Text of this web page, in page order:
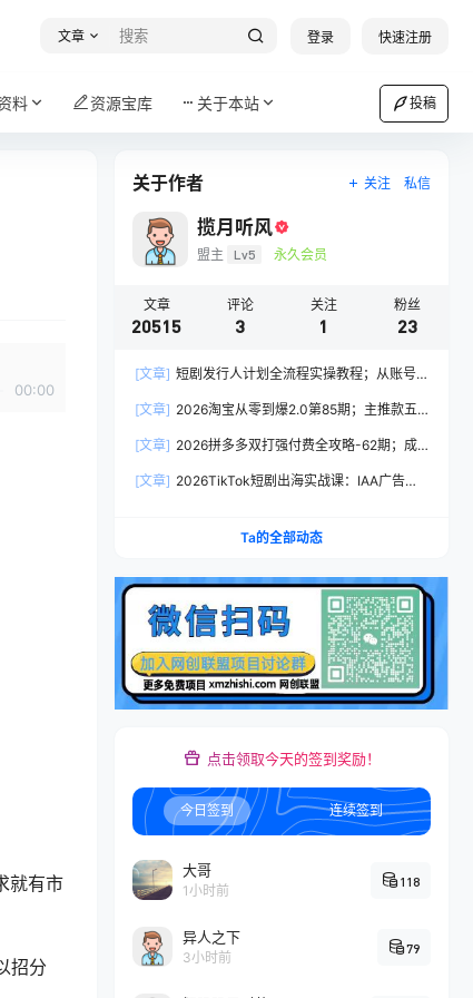
文章 登录 快速注册
料 资源宝库 关于本站 投稿
00:00
就有市
招分
关于作者 关注 私信
揽月听风
盟主 Lv5 永久会员
文章
20515
评论
3
关注
1
粉丝
23
[文章] 短剧发行人计划全流程实操教程；从账号
手出单
[文章] 2026淘宝从零到爆2.0第85期；主推款五
基础权重
[文章] 2026拼多多双打强付费全攻略-62期；成
劣势与选择策略
[文章] 2026TikTok短剧出海实战课：IAA广告分
Ta的全部动态
点击领取今天的签到奖励！
今日签到 连续签到
大哥
1小时前
118
异人之下
3小时前
79